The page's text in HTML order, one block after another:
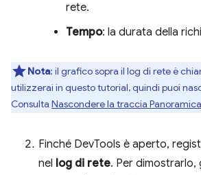
rete.
Tempo: la durata della
Nota: il grafico sopra il log di rete è
utilizzerai in questo tutorial, quindi puoi
Consulta Nascondere la traccia Panoramica
Finché DevTools è aperto,
nel log di rete. Per dimostrarlo,